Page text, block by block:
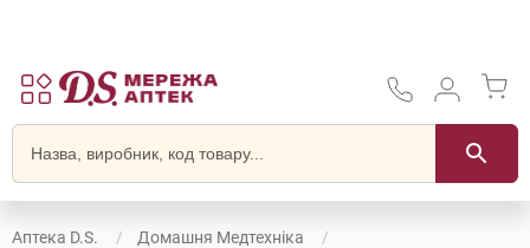
Аптека D.S.
Домашня Медтехніка